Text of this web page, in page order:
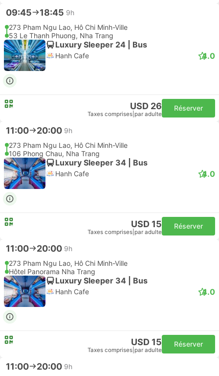
09:45 18:45 9h
273 Pham Ngu Lao, Hô Chi Minh-Ville
53 Le Thanh Phuong, Nha Trang
Luxury Sleeper 24 | Bus
Hanh Cafe 4.0
USD 26
Taxes comprises par adulte
Réserver
11:00 20:00 9h
273 Pham Ngu Lao, Hô Chi Minh-Ville
106 Phong Chau, Nha Trang
Luxury Sleeper 34 | Bus
Hanh Cafe 4.0
USD 15
Taxes comprises par adulte
Réserver
11:00 20:00 9h
273 Pham Ngu Lao, Hô Chi Minh-Ville
Hôtel Panorama Nha Trang
Luxury Sleeper 34 | Bus
Hanh Cafe 4.0
USD 15
Taxes comprises par adulte
Réserver
11:00 20:00 9h